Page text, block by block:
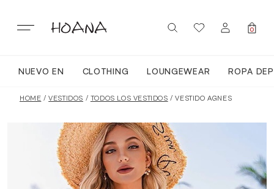
content
SIGN IN / REGISTER
0
NUEVO EN CLOTHING LOUNGEWEAR ROPA
TODA LA ROPA
LOUNGEWEAR
HOME /VESTIDOS / TODOS LOS VESTIDOS / VESTIDO AGNES